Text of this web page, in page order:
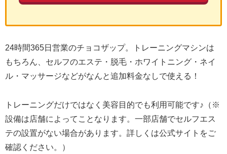
24時間365日営業のチョコザップ。トレーニングマシンは
もちろん、セルフのエステ・脱毛・ホワイトニング・ネイ
ル・マッサージなどがなんと追加料金なしで使える！
トレーニングだけではなく美容目的でも利用可能です♪（※
設備は店舗によってことなります。一部店舗でセルフエス
テの設置がない場合があります。詳しくは公式サイトをご
確認ください。）